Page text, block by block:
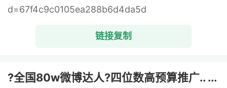
d=67f4c9c0105ea288b6d4da5d
链接复制
?全国80w微博达人?四位数高预算推广.. ...